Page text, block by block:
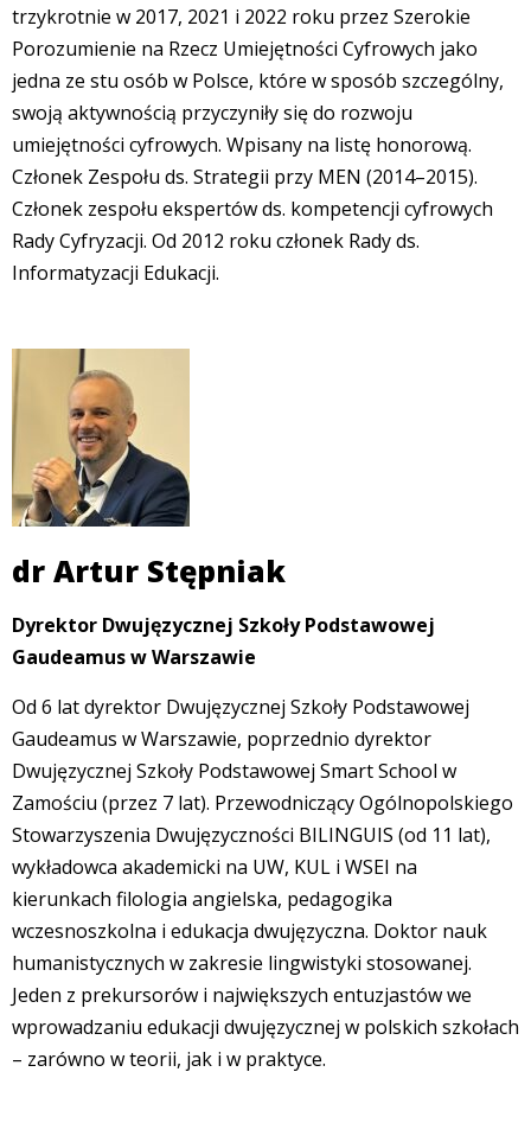
trzykrotnie w 2017, 2021 i 2022 roku przez Szerokie
Porozumienie na Rzecz Umiejętności Cyfrowych jako
jedna ze stu osób w Polsce, które w sposób szczególny,
swoją aktywnością przyczyniły się do rozwoju
umiejętności cyfrowych. Wpisany na listę honorową.
Członek Zespołu ds. Strategii przy MEN (2014–2015).
Członek zespołu ekspertów ds. kompetencji cyfrowych
Rady Cyfryzacji. Od 2012 roku członek Rady ds.
Informatyzacji Edukacji.
dr Artur Stępniak
Dyrektor Dwujęzycznej Szkoły Podstawowej
Gaudeamus w Warszawie
Od 6 lat dyrektor Dwujęzycznej Szkoły Podstawowej
Gaudeamus w Warszawie, poprzednio dyrektor
Dwujęzycznej Szkoły Podstawowej Smart School w
Zamościu (przez 7 lat). Przewodniczący Ogólnopolskiego
Stowarzyszenia Dwujęzyczności BILINGUIS (od 11 lat),
wykładowca akademicki na UW, KUL i WSEI na
kierunkach filologia angielska, pedagogika
wczesnoszkolna i edukacja dwujęzyczna. Doktor nauk
humanistycznych w zakresie lingwistyki stosowanej.
Jeden z prekursorów i największych entuzjastów we
wprowadzaniu edukacji dwujęzycznej w polskich szkołach
– zarówno w teorii, jak i w praktyce.